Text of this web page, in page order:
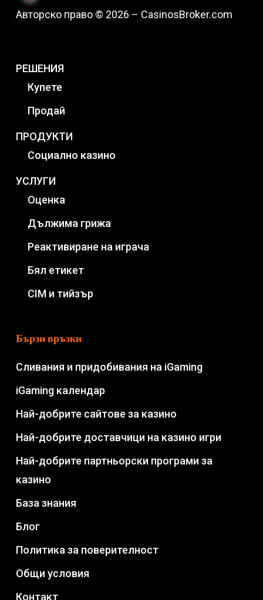
Авторско право © 2026 – CasinosBroker.com
РЕШЕНИЯ
Купете
Продай
ПРОДУКТИ
Социално казино
УСЛУГИ
Оценка
Дължима грижа
Реактивиране на играча
Бял етикет
CIM и тийзър
Бързи връзки
Сливания и придобивания на iGaming
iGaming календар
Най-добрите сайтове за казино
Най-добрите доставчици на казино игри
Най-добрите партньорски програми за
казино
База знания
Блог
Политика за поверителност
Общи условия
Контакт